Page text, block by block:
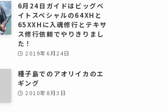
6月24日ガイドはビッグベ
イトスペシャルの64XHと
65XXHに入魂修行とテキサ
ス修行依頼でやりきりまし
た！
2019年6月24日
種子島でのアオリイカのエ
ギング
2010年8月3日